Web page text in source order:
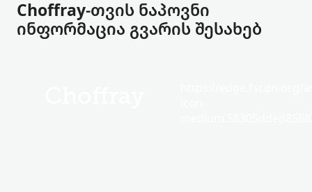
Choffray-თვის ნაპოვნი
ინფორმაცია გვარის შესახებ